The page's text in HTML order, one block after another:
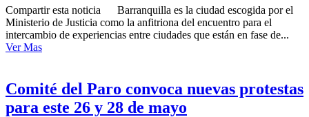
Compartir esta noticia Barranquilla es la ciudad escogida por el
Ministerio de Justicia como la anfitriona del encuentro para el
intercambio de experiencias entre ciudades que están en fase de...
Ver Mas
Comité del Paro convoca nuevas protestas
para este 26 y 28 de mayo